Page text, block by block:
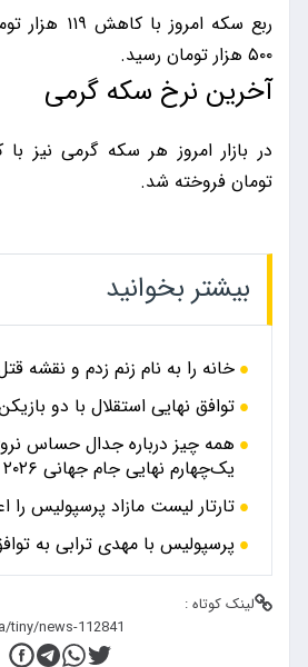
۵۰۰ هزار تومان رسید.
آخرین نرخ سکه گرمی
تومان فروخته شد.
بیشتر بخوانید
خانه را به نام زنم زدم و نقشه
توافق نهایی استقلال با دو
همه چیز درباره جدال حساس
یک‌چهارم نهایی جام جهانی ۲۰۲۶
تارتار لیست مازاد پرسپولیس را
پرسپولیس با مهدی ترابی به
لینک کوتاه :